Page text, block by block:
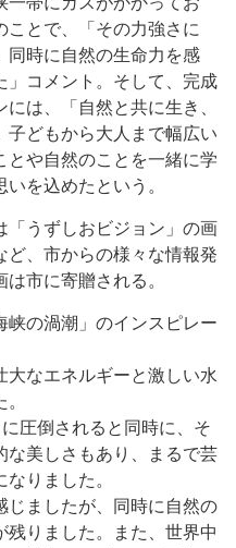
ことで、「その力強さに
同時に自然の生命力を感
」コメント。そして、完成
は、「自然と共に生き、
子どもから大人まで幅広い
とや自然のことを一緒に学
を込めたという。
うずしおビジョン」の画
ど、市からの様々な情報発
市に寄贈される。
の渦潮」のインスピレー
大なエネルギーと激しい水
圧倒されると同時に、そ
な美しさもあり、まるで芸
りました。
じましたが、同時に自然の
りました。また、世界中